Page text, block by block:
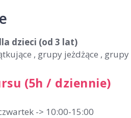
dzieci (od 3 lat)
, grupy jeżdżące ,
(5h / dziennie)
-> 10:00-15:00